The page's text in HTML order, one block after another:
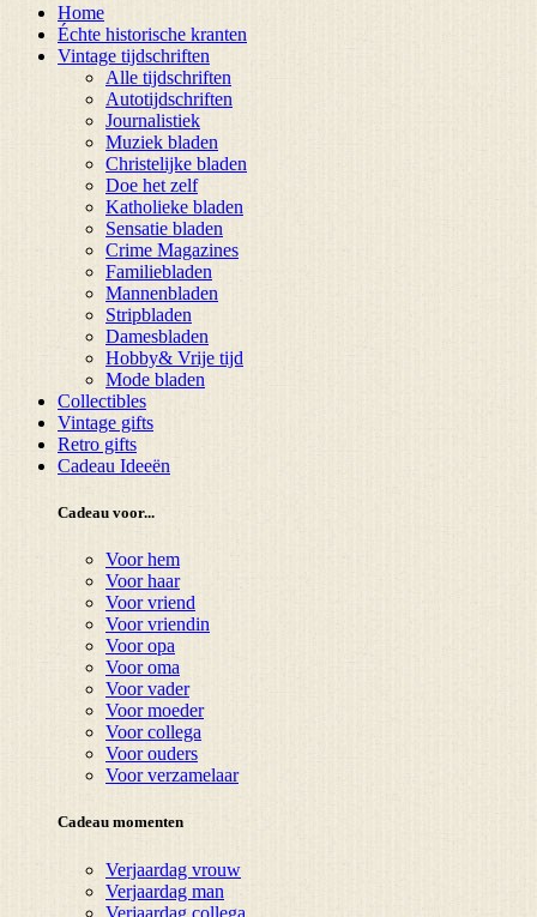
Home
Échte historische kranten
Vintage tijdschriften
Alle tijdschriften
Autotijdschriften
Journalistiek
Muziek bladen
Christelijke bladen
Doe het zelf
Katholieke bladen
Sensatie bladen
Crime Magazines
Familiebladen
Mannenbladen
Stripbladen
Damesbladen
Hobby& Vrije tijd
Mode bladen
Collectibles
Vintage gifts
Retro gifts
Cadeau Ideeën
Cadeau voor...
Voor hem
Voor haar
Voor vriend
Voor vriendin
Voor opa
Voor oma
Voor vader
Voor moeder
Voor collega
Voor ouders
Voor verzamelaar
Cadeau momenten
Verjaardag vrouw
Verjaardag man
Verjaardag collega